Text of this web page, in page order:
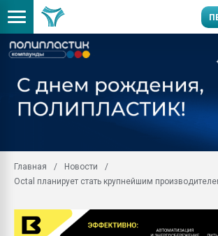
Главная
Новости
Octal планирует стать крупнейшим